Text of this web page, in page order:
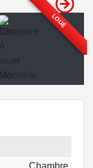
LOUÉ
Chambre